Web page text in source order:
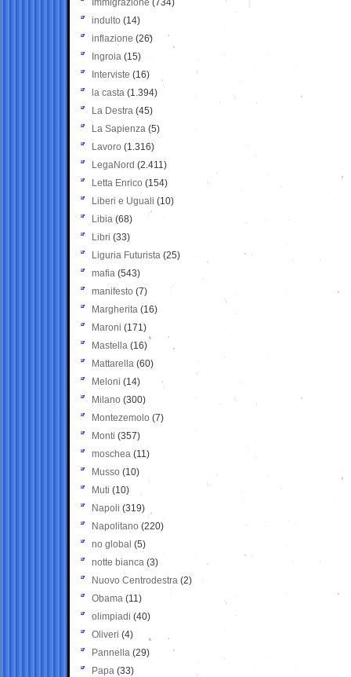
Immigrazione (734)
indulto (14)
inflazione (26)
Ingroia (15)
Interviste (16)
la casta (1.394)
La Destra (45)
La Sapienza (5)
Lavoro (1.316)
LegaNord (2.411)
Letta Enrico (154)
Liberi e Uguali (10)
Libia (68)
Libri (33)
Liguria Futurista (25)
mafia (543)
manifesto (7)
Margherita (16)
Maroni (171)
Mastella (16)
Mattarella (60)
Meloni (14)
Milano (300)
Montezemolo (7)
Monti (357)
moschea (11)
Musso (10)
Muti (10)
Napoli (319)
Napolitano (220)
no global (5)
notte bianca (3)
Nuovo Centrodestra (2)
Obama (11)
olimpiadi (40)
Oliveri (4)
Pannella (29)
Papa (33)